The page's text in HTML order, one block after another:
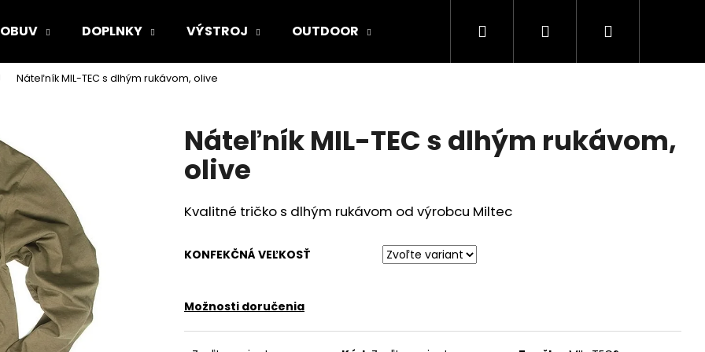
OBUV DOPLNKY VÝSTROJ OUTDOOR ARMY ORIGINAL Kamenná predajňa
Hľadať PrihlásenieNákupný
Náteľník MIL-TEC s dlhým rukávom, olive
Náteľník MIL-TEC s dlhým rukávom,
olive
Kvalitné tričko s dlhým rukávom od výrobcu Miltec
KONFEKČNÁ VEĽKOSŤ
Možnosti doručenia
Čo potrebujete nájsť?
HĽADAŤ
Odporúčame